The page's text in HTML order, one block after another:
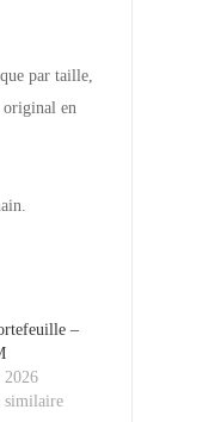
par taille,
en
–
2026